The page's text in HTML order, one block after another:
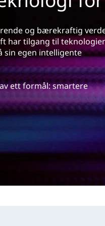
og bærekraftig
har tilgang til
sin egen intelligente
ett formål: smartere